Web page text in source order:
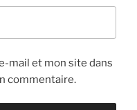
mail et mon site dans
commentaire.